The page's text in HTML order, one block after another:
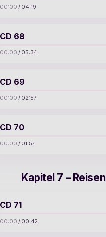
00:00 / 04:19
CD 68
00:00 / 05:34
CD 69
00:00 / 02:57
CD 70
00:00 / 01:54
Kapitel 7 – Reisen
CD 71
00:00 / 00:42